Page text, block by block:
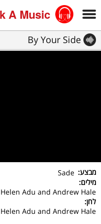
A Music
By Your Side
מבצע: Sade
מילים:
Adu and Andrew Hale
לחן:
Adu and Andrew Hale